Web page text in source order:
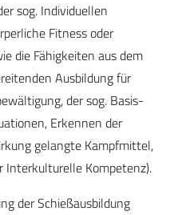
sog. Individuellen
Fitness oder
die Fähigkeiten aus dem
Ausbildung für
der sog. Basis-
Erkennen der
gelangte Kampfmittel,
Interkulturelle Kompetenz).
der Schießausbildung